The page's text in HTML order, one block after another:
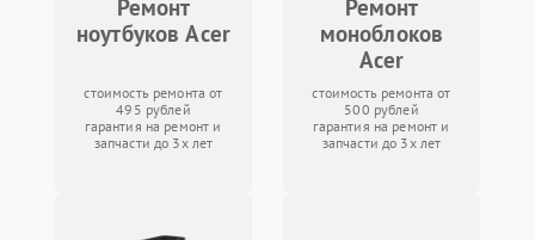
Ремонт
ноутбуков Acer
стоимость ремонта от
495 рублей
гарантия на ремонт и
запчасти до 3х лет
Ремонт
моноблоков
Acer
стоимость ремонта от
500 рублей
гарантия на ремонт и
запчасти до 3х лет